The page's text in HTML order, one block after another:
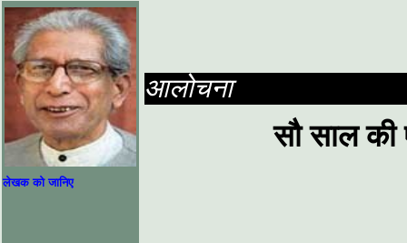
लेखक को जानिए
आलोचना
सौ साल